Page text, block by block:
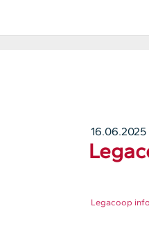
16.06.2025
Legacoop